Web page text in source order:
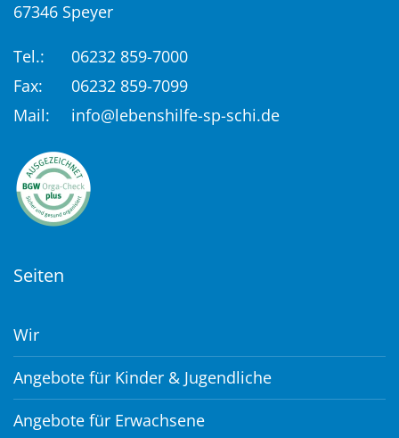
67346 Speyer
Tel.:
06232 859-7000
Fax:
06232 859-7099
Mail:
info@lebenshilfe-sp-schi.de
Seiten
Wir
Angebote für Kinder & Jugendliche
Angebote für Erwachsene